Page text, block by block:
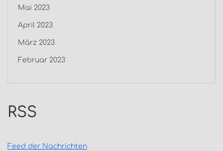
Mai 2023
April 2023
März 2023
Februar 2023
RSS
Feed der Nachrichten